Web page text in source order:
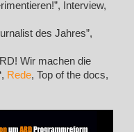
Interview,
des Jahres”,
Wir machen die
Rede, Top of the docs,